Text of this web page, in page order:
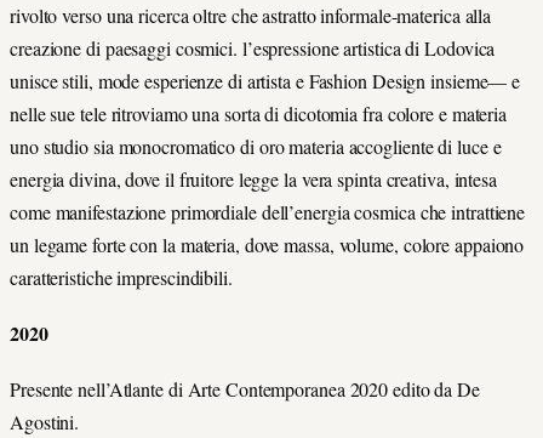
rivolto verso una ricerca oltre che astratto informale-materica alla
creazione di paesaggi cosmici. l’espressione artistica di Lodovica
unisce stili, mode esperienze di artista e Fashion Design insieme–– e
nelle sue tele ritroviamo una sorta di dicotomia fra colore e materia
uno studio sia monocromatico di oro materia accogliente di luce e
energia divina, dove il fruitore legge la vera spinta creativa, intesa
come manifestazione primordiale dell’energia cosmica che intrattiene
un legame forte con la materia, dove massa, volume, colore appaiono
caratteristiche imprescindibili.
2020
Presente nell’Atlante di Arte Contemporanea 2020 edito da De
Agostini.